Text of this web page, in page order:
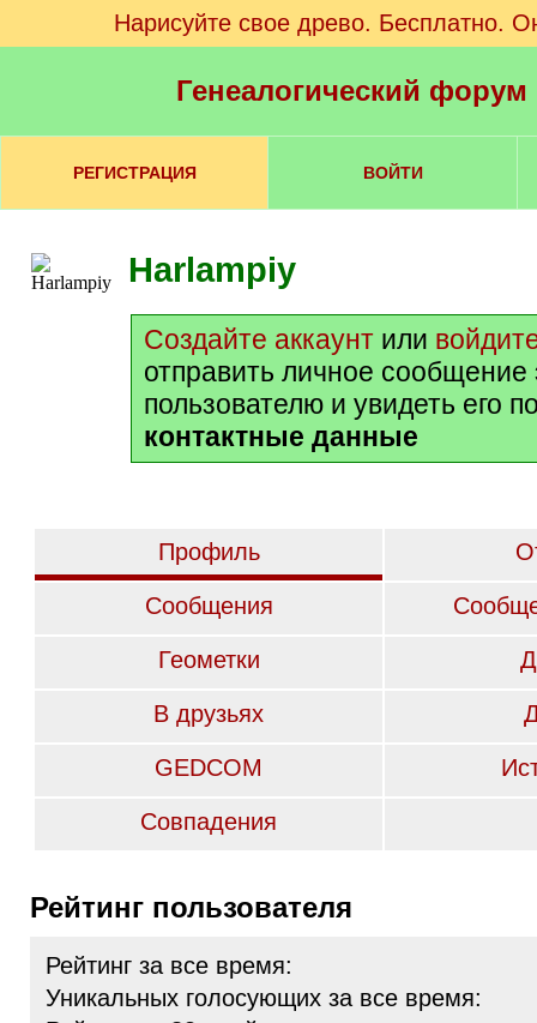
Нарисуйте свое древо. Бесплатно.
Генеалогический
РЕГИСТРАЦИЯ ВОЙТИ
Harlampiy
Создайте аккаунт или
отправить личное сообщение
пользователю и увидеть его
контактные данные
Профиль
Сообщения
Геометки
В друзьях
GEDCOM
Совпадения
Рейтинг пользователя
Рейтинг за все время:
Уникальных голосующих за все время: